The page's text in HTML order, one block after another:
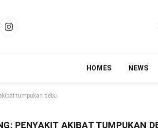
Instagram
HOMES NEWS
tumpukan debu
PENYAKIT AKIBAT TUMPUKAN